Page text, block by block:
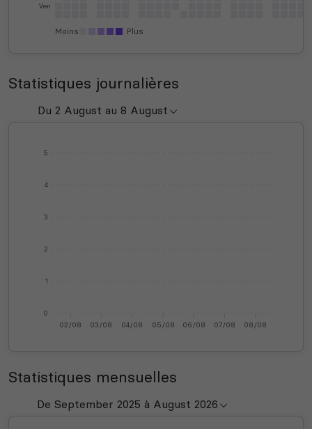
Ven
Moins Plus
Statistiques journalières
0
1
2
3
4
5
02/08 03/08 04/08 05/08 06/08 07/08 08/08
Statistiques mensuelles